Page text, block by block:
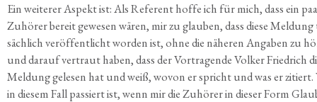
Ein wei­te­rer Aspekt ist: Als Refe­rent hof­fe ich für mich, dass ein
Zuhö­rer bereit gewe­sen wären, mir zu glau­ben, dass die­se
säch­lich ver­öf­fent­licht wor­den ist, ohne die nähe­ren Anga­ben zu
und dar­auf ver­traut haben, dass der Vor­tra­gen­de Vol­ker Fried­rich
Mel­dung gele­sen hat und weiß, wovon er spricht und was er zitiert.
in die­sem Fall pas­siert ist, wenn mir die Zuhö­rer in die­ser Form